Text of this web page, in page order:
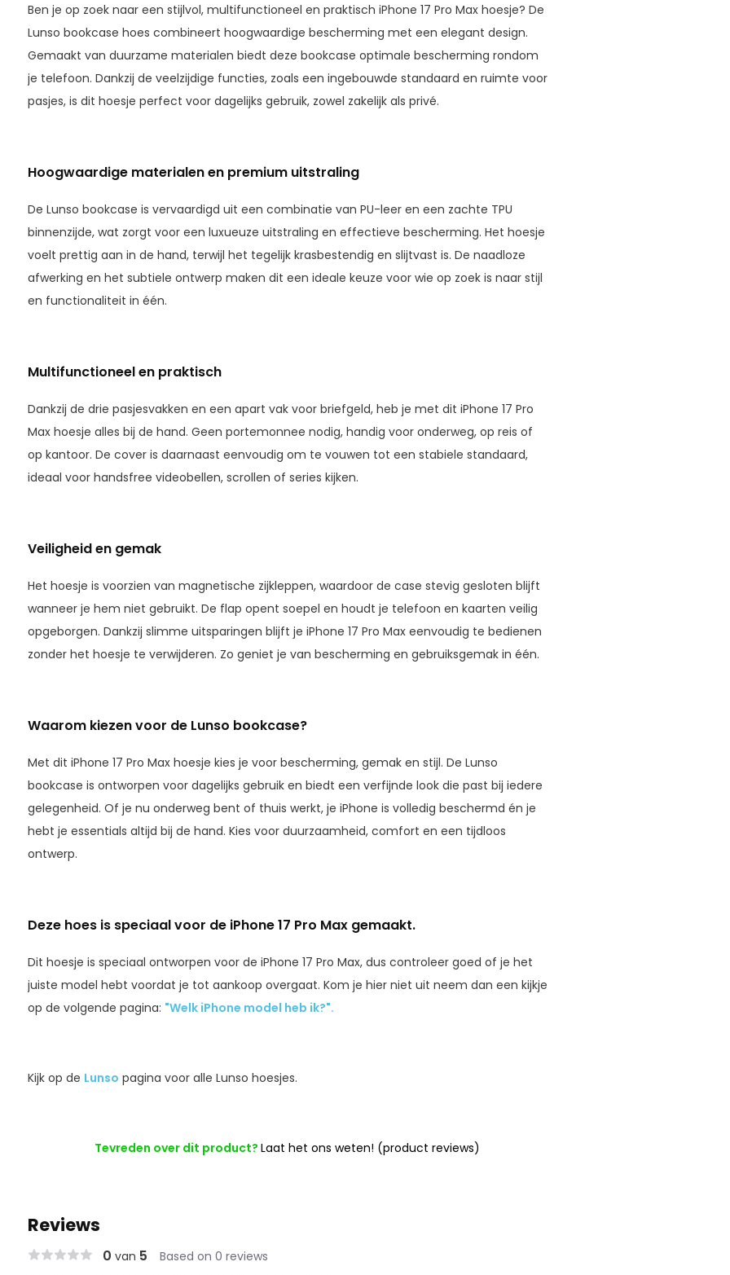
Ben je op zoek naar een stijlvol, multifunctioneel en praktisch iPhone 17 Pro Max hoesje? De
Lunso bookcase hoes combineert hoogwaardige bescherming met een elegant design.
Gemaakt van duurzame materialen biedt deze bookcase optimale bescherming rondom
je telefoon. Dankzij de veelzijdige functies, zoals een ingebouwde standaard en ruimte voor
pasjes, is dit hoesje perfect voor dagelijks gebruik, zowel zakelijk als privé.
Hoogwaardige materialen en premium uitstraling
De Lunso bookcase is vervaardigd uit een combinatie van PU-leer en een zachte TPU
binnenzijde, wat zorgt voor een luxueuze uitstraling en effectieve bescherming. Het hoesje
voelt prettig aan in de hand, terwijl het tegelijk krasbestendig en slijtvast is. De naadloze
afwerking en het subtiele ontwerp maken dit een ideale keuze voor wie op zoek is naar stijl
en functionaliteit in één.
Multifunctioneel en praktisch
Dankzij de drie pasjesvakken en een apart vak voor briefgeld, heb je met dit iPhone 17 Pro
Max hoesje alles bij de hand. Geen portemonnee nodig, handig voor onderweg, op reis of
op kantoor. De cover is daarnaast eenvoudig om te vouwen tot een stabiele standaard,
ideaal voor handsfree videobellen, scrollen of series kijken.
Veiligheid en gemak
Het hoesje is voorzien van magnetische zijkleppen, waardoor de case stevig gesloten blijft
wanneer je hem niet gebruikt. De flap opent soepel en houdt je telefoon en kaarten veilig
opgeborgen. Dankzij slimme uitsparingen blijft je iPhone 17 Pro Max eenvoudig te bedienen
zonder het hoesje te verwijderen. Zo geniet je van bescherming en gebruiksgemak in één.
Waarom kiezen voor de Lunso bookcase?
Met dit iPhone 17 Pro Max hoesje kies je voor bescherming, gemak en stijl. De Lunso
bookcase is ontworpen voor dagelijks gebruik en biedt een verfijnde look die past bij iedere
gelegenheid. Of je nu onderweg bent of thuis werkt, je iPhone is volledig beschermd én je
hebt je essentials altijd bij de hand. Kies voor duurzaamheid, comfort en een tijdloos
ontwerp.
Deze hoes is speciaal voor de iPhone 17 Pro Max gemaakt.
Dit hoesje is speciaal ontworpen voor de iPhone 17 Pro Max, dus controleer goed of je het
juiste model hebt voordat je tot aankoop overgaat. Kom je hier niet uit neem dan een kijkje
op de volgende pagina: "Welk iPhone model heb ik?".
Kijk op de Lunso pagina voor alle Lunso hoesjes.
Tevreden over dit product?Laat het ons weten! (product reviews)
Reviews
0 van 5
Based on 0 reviews